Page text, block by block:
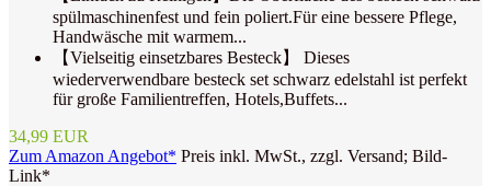
spülmaschinenfest und fein poliert.Für eine bessere Pflege,
Handwäsche mit warmem...
【Vielseitig einsetzbares Besteck】 Dieses
wiederverwendbare besteck set schwarz edelstahl ist perfekt
für große Familientreffen, Hotels,Buffets...
34,99 EUR
Zum Amazon Angebot* Preis inkl. MwSt., zzgl. Versand; Bild-
Link*